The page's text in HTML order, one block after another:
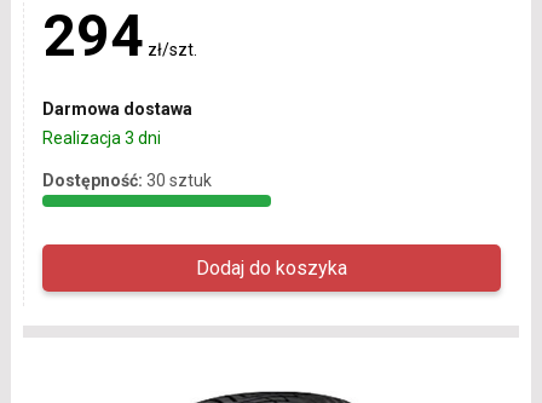
294 zł/szt.
Darmowa dostawa
Realizacja 3 dni
Dostępność: 30 sztuk